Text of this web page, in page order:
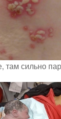
там сильно